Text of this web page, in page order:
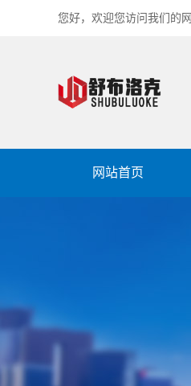
您好，欢迎您访问我们的
网站首页